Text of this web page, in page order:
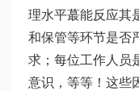
理水平蕞能反应其
和保管等环节是否
求；每位工作人员
意识，等等！这些